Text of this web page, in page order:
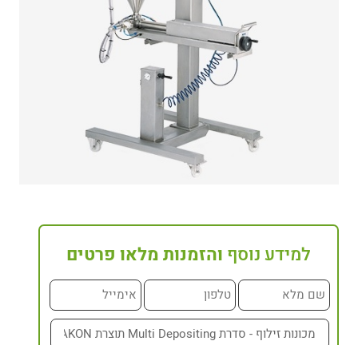
למידע נוסף והזמנות מלאו פרטים